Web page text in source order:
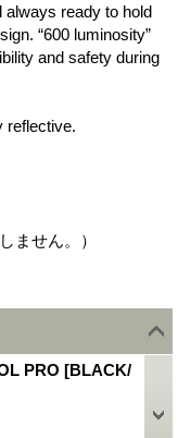
always ready to hold
“600 luminosity”
and safety during
reflective.
ません。）
PRO [BLACK/